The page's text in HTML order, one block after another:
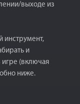
выходе из
инструмент,
и
(включая
ниже.